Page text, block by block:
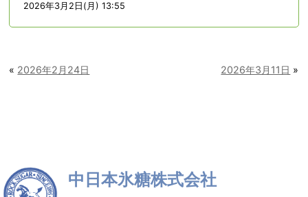
2026年3月2日(月) 13:55
« 2026年2月24日 2026年3月11日 »
中日本氷糖株式会社